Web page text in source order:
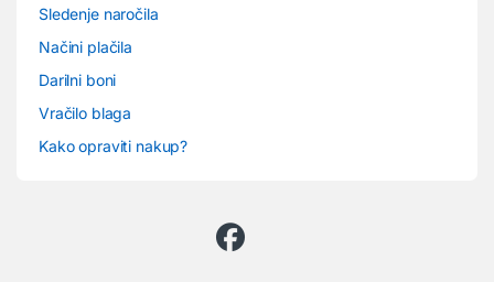
Sledenje naročila
Načini plačila
Darilni boni
Vračilo blaga
Kako opraviti nakup?